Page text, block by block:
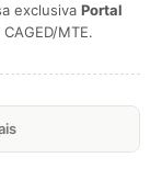
exclusiva Portal
MTE.